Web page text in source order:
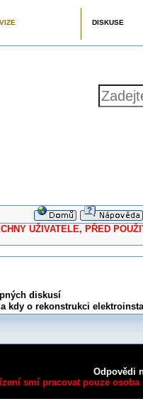
DISKUSE
PŘED
diskusí
kdy o rekonstrukci
Odpovědi
smí pracovat pouze